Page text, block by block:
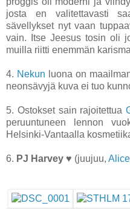
josta en valitettavasti
sävellykset nyt vaan
vain. Itse Jeesus tosin oli
muilla riitti enemmän
4. Nekun
luona on
neonsävyjä kuva ei tuo
5. Ostokset sain rajoitettua
peruuntuneen lennon
Helsinki-Vantaalla
6. PJ Harvey ♥ (juujuu,